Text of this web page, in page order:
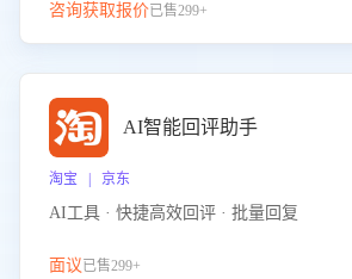
咨询获取报价已售299+
AI智能回评助手
淘宝 | 京东
AI工具 · 快捷高效回评 · 批量回复
面议已售299+